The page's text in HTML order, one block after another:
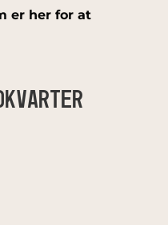
er her for at